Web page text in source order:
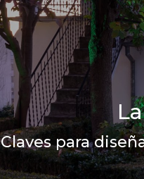
Claves para